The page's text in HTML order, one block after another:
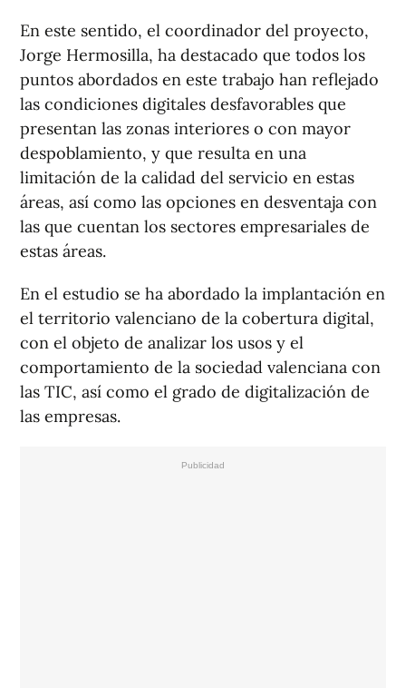
En este sentido, el coordinador del proyecto,
Jorge Hermosilla, ha destacado que todos los
puntos abordados en este trabajo han reflejado
las condiciones digitales desfavorables que
presentan las zonas interiores o con mayor
despoblamiento, y que resulta en una
limitación de la calidad del servicio en estas
áreas, así como las opciones en desventaja con
las que cuentan los sectores empresariales de
estas áreas.
En el estudio se ha abordado la implantación en
el territorio valenciano de la cobertura digital,
con el objeto de analizar los usos y el
comportamiento de la sociedad valenciana con
las TIC, así como el grado de digitalización de
las empresas.